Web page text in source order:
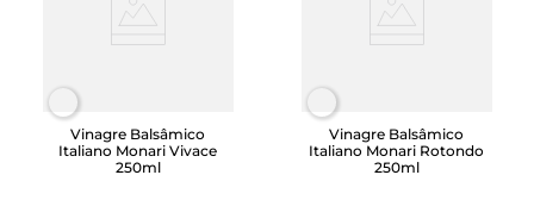
Vinagre Balsâmico
Italiano Monari Vivace
250ml
Vinagre Balsâmico
Italiano Monari Rotondo
250ml